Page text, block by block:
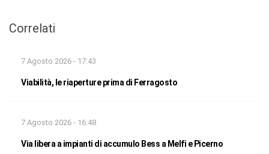
Correlati
7 Agosto 2026 - 17:43
Viabilità, le riaperture prima di Ferragosto
7 Agosto 2026 - 16:48
Via libera a impianti di accumulo Bess a Melfi e Picerno